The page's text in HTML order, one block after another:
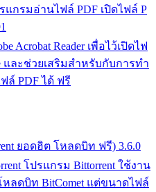
รแกรมอ่านไฟล์ PDF เปิดไฟล์ P
Acrobat Reader เพื่อไว้เปิดไฟ
และช่วยเสริมสำหรับกับการทำ
ล์ PDF ได้ ฟรี
ยอดฮิต โหลดบิท ฟรี) 3.6.0
โปรแกรม Bittorrent ใช้งาน
ลดบิท BitComet แต่ขนาดไฟล์